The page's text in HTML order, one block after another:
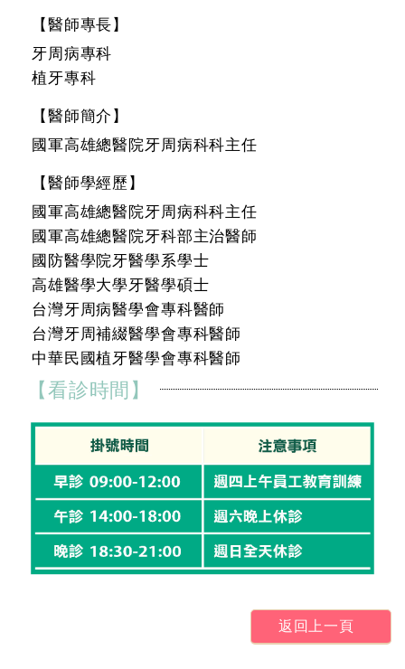
【醫師專長】
牙周病專科
植牙專科
【醫師簡介】
國軍高雄總醫院牙周病科科主任
【醫師學經歷】
國軍高雄總醫院牙周病科科主任
國軍高雄總醫院牙科部主治醫師
國防醫學院牙醫學系學士
高雄醫學大學牙醫學碩士
台灣牙周病醫學會專科醫師
台灣牙周補綴醫學會專科醫師
中華民國植牙醫學會專科醫師
【看診時間】
返回上一頁